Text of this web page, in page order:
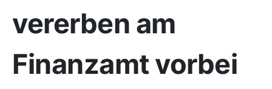
vererben am
Finanzamt vorbei